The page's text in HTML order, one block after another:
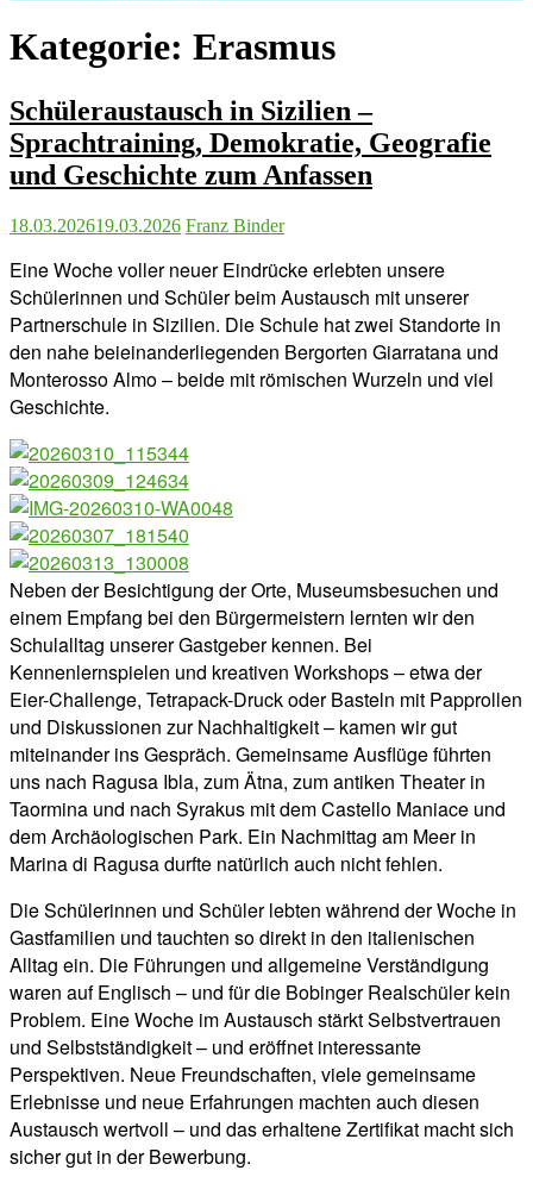
Kategorie: Erasmus
Schüleraustausch in Sizilien –
Sprachtraining, Demokratie, Geografie
und Geschichte zum Anfassen
18.03.202619.03.2026 Franz Binder
Eine Woche voller neuer Eindrücke erlebten unsere
Schülerinnen und Schüler beim Austausch mit unserer
Partnerschule in Sizilien. Die Schule hat zwei Standorte in
den nahe beieinanderliegenden Bergorten Giarratana und
Monterosso Almo – beide mit römischen Wurzeln und viel
Geschichte.
Neben der Besichtigung der Orte, Museumsbesuchen und
einem Empfang bei den Bürgermeistern lernten wir den
Schulalltag unserer Gastgeber kennen. Bei
Kennenlernspielen und kreativen Workshops – etwa der
Eier-Challenge, Tetrapack-Druck oder Basteln mit Papprollen
und Diskussionen zur Nachhaltigkeit – kamen wir gut
miteinander ins Gespräch. Gemeinsame Ausflüge führten
uns nach Ragusa Ibla, zum Ätna, zum antiken Theater in
Taormina und nach Syrakus mit dem Castello Maniace und
dem Archäologischen Park. Ein Nachmittag am Meer in
Marina di Ragusa durfte natürlich auch nicht fehlen.
Die Schülerinnen und Schüler lebten während der Woche in
Gastfamilien und tauchten so direkt in den italienischen
Alltag ein. Die Führungen und allgemeine Verständigung
waren auf Englisch – und für die Bobinger Realschüler kein
Problem. Eine Woche im Austausch stärkt Selbstvertrauen
und Selbstständigkeit – und eröffnet interessante
Perspektiven. Neue Freundschaften, viele gemeinsame
Erlebnisse und neue Erfahrungen machten auch diesen
Austausch wertvoll – und das erhaltene Zertifikat macht sich
sicher gut in der Bewerbung.